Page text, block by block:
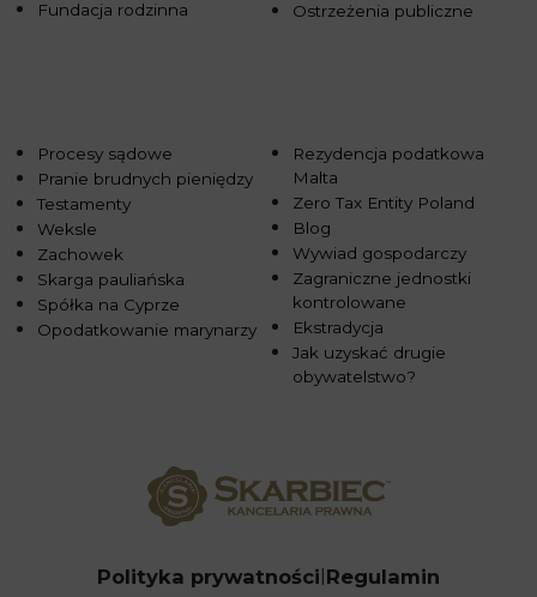
Fundacja rodzinna
Ostrzeżenia publiczne
Procesy sądowe
Pranie brudnych pieniędzy
Testamenty
Weksle
Zachowek
Skarga pauliańska
Spółka na Cyprze
Opodatkowanie marynarzy
Rezydencja podatkowa
Malta
Zero Tax Entity Poland
Blog
Wywiad gospodarczy
Zagraniczne jednostki
kontrolowane
Ekstradycja
Jak uzyskać drugie
obywatelstwo?
Polityka prywatności Regulamin